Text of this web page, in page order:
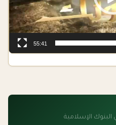
البنوك الإسلامية
55:41